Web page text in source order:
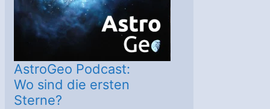
AstroGeo Podcast:
Wo sind die ersten
Sterne?